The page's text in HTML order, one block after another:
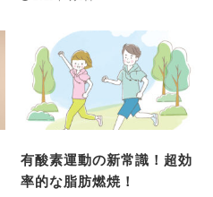
有酸素運動の新常識！超効
率的な脂肪燃焼！